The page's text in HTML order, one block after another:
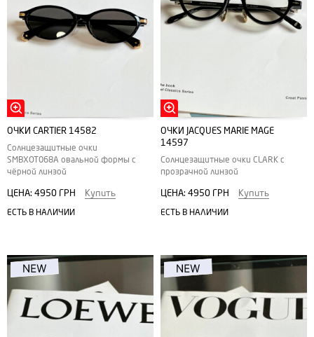
ОЧКИ CARTIER 14582
Солнцезащитные очки
SMBXOT068A овальной формы с
чёрной линзой
ЦЕНА: 4950 ГРН Купить
ЕСТЬ В НАЛИЧИИ
ОЧКИ JACQUES MARIE MAGE
14597
Солнцезащитные очки CLARK с
прозрачной линзой
ЦЕНА: 4950 ГРН Купить
ЕСТЬ В НАЛИЧИИ